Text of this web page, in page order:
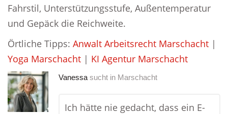
Fahrstil, Unterstützungsstufe, Außentemperatur
und Gepäck die Reichweite.
Örtliche Tipps: Anwalt Arbeitsrecht Marschacht |
Yoga Marschacht | KI Agentur Marschacht
Vanessa sucht in Marschacht
Ich hätte nie gedacht, dass ein E-